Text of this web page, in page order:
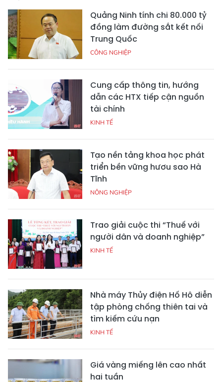
Quảng Ninh tính chi 80.000 tỷ
đồng làm đường sắt kết nối
Trung Quốc
CÔNG NGHIỆP
Cung cấp thông tin, hướng
dẫn các HTX tiếp cận nguồn
tài chính
KINH TẾ
Tạo nền tảng khoa học phát
triển bền vững hươu sao Hà
Tĩnh
NÔNG NGHIỆP
Trao giải cuộc thi “Thuế với
người dân và doanh nghiệp”
KINH TẾ
Nhà máy Thủy điện Hố Hô diễn
tập phòng chống thiên tai và
tìm kiếm cứu nạn
KINH TẾ
Giá vàng miếng lên cao nhất
hai tuần